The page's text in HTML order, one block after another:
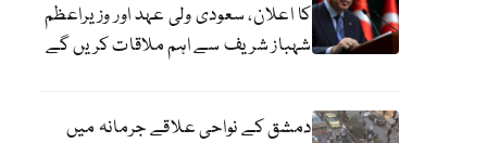
کا اعلان، سعودی ولی عہد اور وزیراعظم
شہباز شریف سے اہم ملاقات کریں گے
دمشق کے نواحی علاقے جرمانہ میں